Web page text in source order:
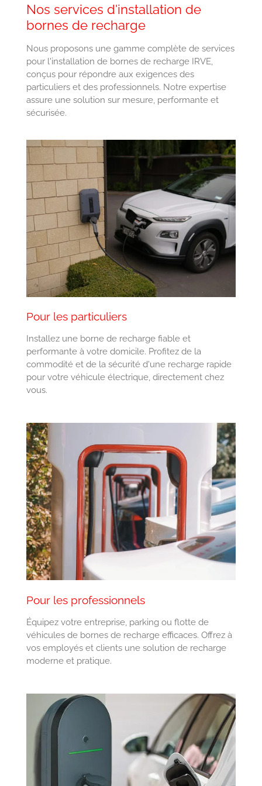
Nos services d'installation de
bornes de recharge
Nous proposons une gamme complète de services
pour l'installation de bornes de recharge IRVE,
conçus pour répondre aux exigences des
particuliers et des professionnels. Notre expertise
assure une solution sur mesure, performante et
sécurisée.
Pour les particuliers
Installez une borne de recharge fiable et
performante à votre domicile. Profitez de la
commodité et de la sécurité d'une recharge rapide
pour votre véhicule électrique, directement chez
vous.
Pour les professionnels
Équipez votre entreprise, parking ou flotte de
véhicules de bornes de recharge efficaces. Offrez à
vos employés et clients une solution de recharge
moderne et pratique.